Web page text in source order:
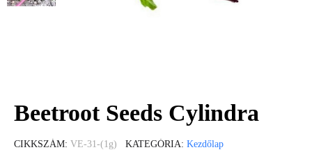
Beetroot Seeds Cylindra
CIKKSZÁM VE-31-(1g) KATEGÓRIA Kezdőlap